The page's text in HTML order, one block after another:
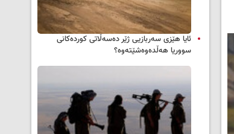
ئایا هێزی سەربازیی ژێر دەسەڵاتی کوردەکانی
سووریا هەڵدەوەشێتەوە؟